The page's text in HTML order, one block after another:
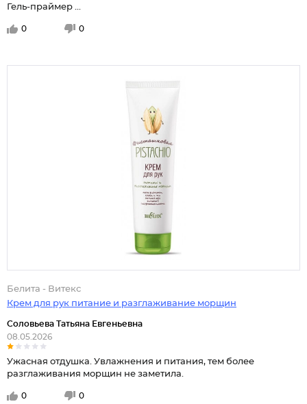
Гель-праймер ...
0 0
Белита - Витекс
Крем для рук питание и разглаживание морщин
Соловьева Татьяна Евгеньевна
08.05.2026
Ужасная отдушка. Увлажнения и питания, тем более
разглаживания морщин не заметила.
0 0